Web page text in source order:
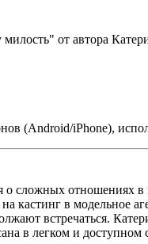
от автора
(Android/iPhone),
сложных отношениях
кастинг в модельное
встречаться.
в легком и доступном